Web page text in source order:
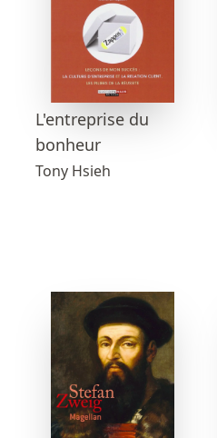
L'entreprise du
bonheur
Tony Hsieh